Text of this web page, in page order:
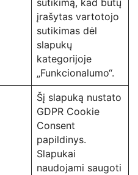
sutikimą, kad būtų
įrašytas vartotojo
sutikimas dėl
slapukų
kategorijoje
„Funkcionalumo“.
Šį slapuką nustato
GDPR Cookie
Consent
papildinys.
Slapukai
naudojami saugoti